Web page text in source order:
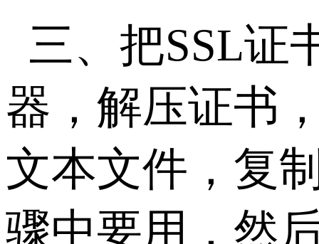
三、把SSL证
器，解压证书
文本文件，复
骤中要用，然